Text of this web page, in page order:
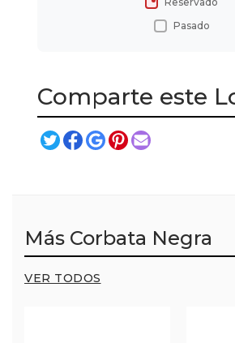
Pasado
Comparte este
Más Corbata Negra
VER TODOS